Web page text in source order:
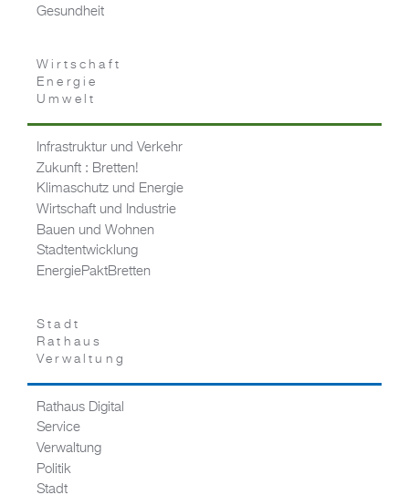
Gesundheit
Wirtschaft
Energie
Umwelt
Infrastruktur und Verkehr
Zukunft : Bretten!
Klimaschutz und Energie
Wirtschaft und Industrie
Bauen und Wohnen
Stadtentwicklung
EnergiePaktBretten
Stadt
Rathaus
Verwaltung
Rathaus Digital
Service
Verwaltung
Politik
Stadt